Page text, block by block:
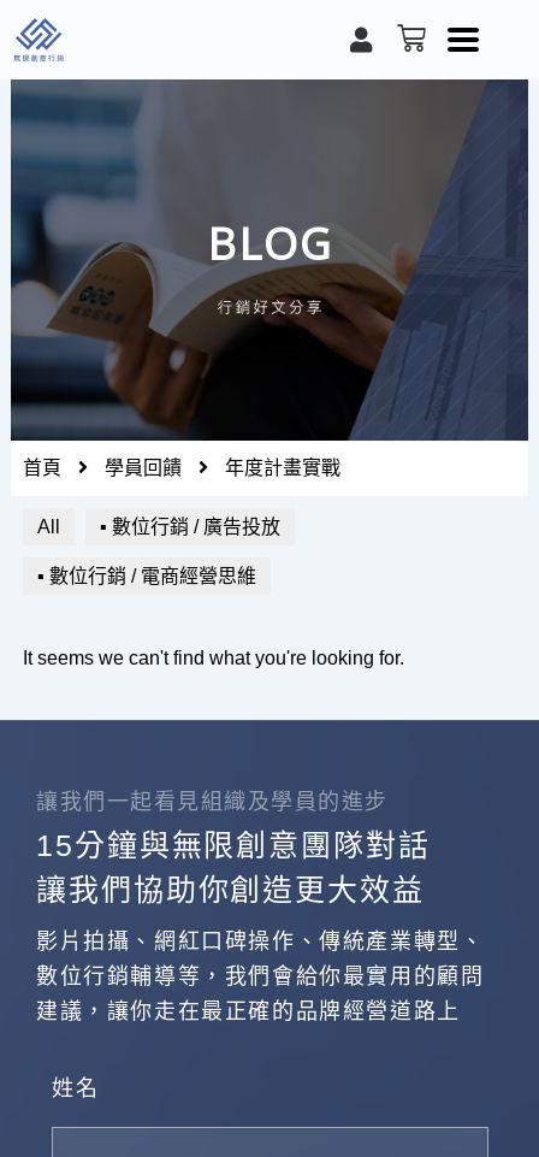
至
主
U
s
e
購
物
籃
BLOG
首頁 學員回饋 年度計畫實戰
All ▪ 數位行銷 / 廣告投放
▪ 數位行銷 / 電商經營思維
It seems we can't find what you're looking for.
讓我們一起看見組織及學員的進步
15分鐘與無限創意團隊對話
讓我們協助你創造更大效益
影片拍攝、網紅口碑操作、傳統產業轉型、
數位行銷輔導等，我們會給你最實用的顧問
建議，讓你走在最正確的品牌經營道路上
姓名